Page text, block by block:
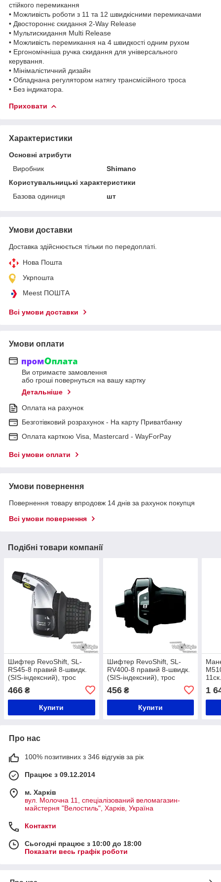
стійкого перемикання
• Можливість роботи з 11 та 12 швидкісними перемикачами
• Двостороннє скидання 2-Way Release
• Мультискидання Multi Release
• Можливість перемикання на 4 швидкості одним рухом
• Ергономічніша ручка скидання для універсального
керування.
• Мінімалістичний дизайн
• Обладнана регулятором натягу трансмісійного троса
• Без індикатора.
Приховати
Характеристики
Основні атрибути
Виробник
Shimano
Користувальницькі характеристики
Базова одиниця
шт
Умови доставки
Доставка здійснюється тільки по передоплаті.
Нова Пошта
Укрпошта
Meest ПОШТА
Всі умови доставки
Умови оплати
Ви отримаєте замовлення
або гроші повернуться на вашу картку
Детальніше
Оплата на рахунок
Безготівковий розрахунок - На карту Приватбанку
Оплата карткою Visa, Mastercard - WayForPay
Всі умови оплати
Умови повернення
Повернення товару впродовж 14 днів за рахунок покупця
Всі умови повернення
Подібні товари компанії
Шифтер RevoShift, SL-
RS45-8 правий 8-швидк.
(SIS-індексний), трос
466 ₴
Купити
Шифтер RevoShift, SL-
RV400-8 правий 8-швидк.
(SIS-індексний), трос
456₴
Купити
1
Про нас
100% позитивних з 346 відгуків за рік
Працює з 09.12.2014
м. Харків
вул. Молочна 11, спеціалізований веломагазин-
майстерня "Велостиль", Харків, Україна
Контакти
Сьогодні працює з 10:00 до 18:00
Показати весь графік роботи